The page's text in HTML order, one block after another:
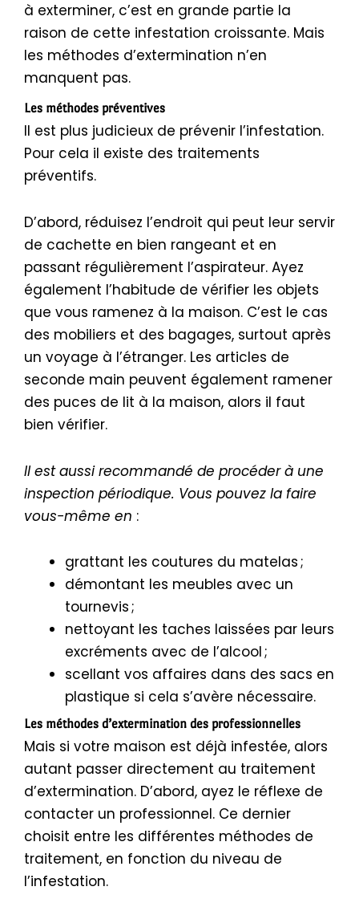
à exterminer, c’est en grande partie la
raison de cette infestation croissante. Mais
les méthodes d’extermination n’en
manquent pas.
Les méthodes préventives
Il est plus judicieux de prévenir l’infestation.
Pour cela il existe des traitements
préventifs.
D’abord, réduisez l’endroit qui peut leur servir
de cachette en bien rangeant et en
passant régulièrement l’aspirateur. Ayez
également l’habitude de vérifier les objets
que vous ramenez à la maison. C’est le cas
des mobiliers et des bagages, surtout après
un voyage à l’étranger. Les articles de
seconde main peuvent également ramener
des puces de lit à la maison, alors il faut
bien vérifier.
Il est aussi recommandé de procéder à une
inspection périodique. Vous pouvez la faire
vous-même en :
grattant les coutures du matelas ;
démontant les meubles avec un
tournevis ;
nettoyant les taches laissées par leurs
excréments avec de l’alcool ;
scellant vos affaires dans des sacs en
plastique si cela s’avère nécessaire.
Les méthodes d’extermination des professionnelles
Mais si votre maison est déjà infestée, alors
autant passer directement au traitement
d’extermination. D’abord, ayez le réflexe de
contacter un professionnel. Ce dernier
choisit entre les différentes méthodes de
traitement, en fonction du niveau de
l’infestation.